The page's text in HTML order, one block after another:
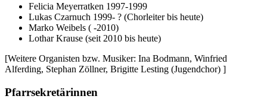
Felicia Meyerratken 1997-1999
Lukas Czarnuch 1999- ? (Chorleiter bis heute)
Marko Weibels ( -2010)
Lothar Krause (seit 2010 bis heute)
[Weitere Organisten bzw. Musiker: Ina Bodmann, Winfried
Alferding, Stephan Zöllner, Brigitte Lesting (Jugendchor) ]
Pfarrsekretärinnen